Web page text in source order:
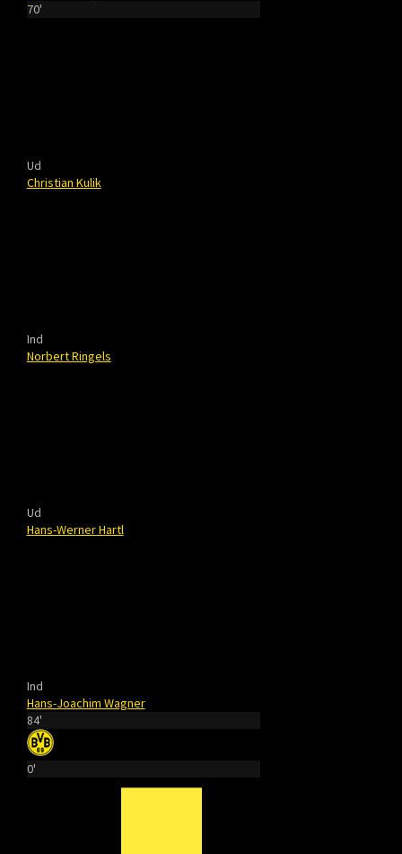
70'
Ud
Christian Kulik
Ind
Norbert Ringels
Ud
Hans-Werner Hartl
Ind
Hans-Joachim Wagner
84'
0'